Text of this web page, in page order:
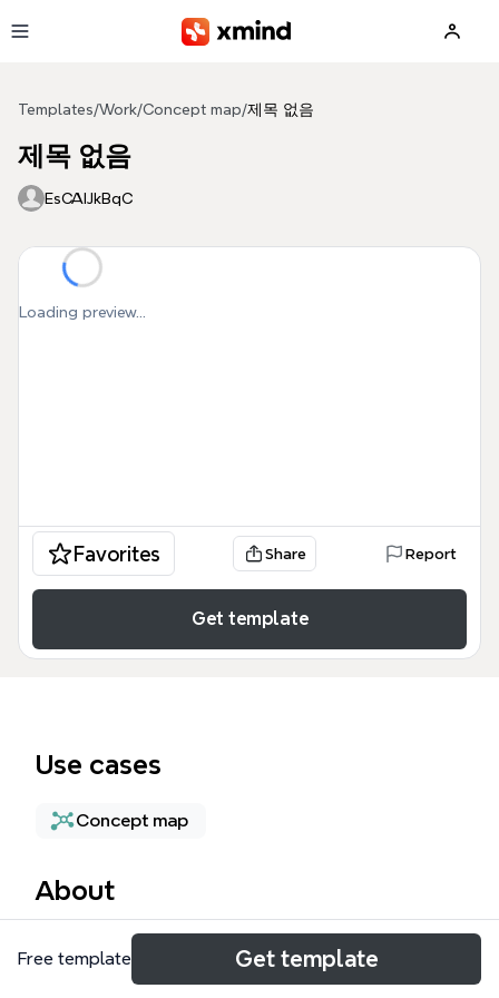
Templates/Work/Concept map/제목 없음
제목 없음
EsCAIJkBqC
Loading preview...
Favorites Share Report
Get template
Use cases
Concept map
About
정보 구조화 템플릿은 복잡한 데이터를 체계적으로 정
리하고 시각화하는 원리를 다루는 학습 도구입니다. 이
Free template Get template